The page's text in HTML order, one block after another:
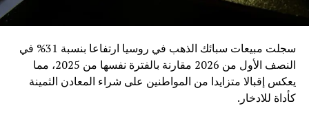
سجلت مبيعات سبائك الذهب في روسيا ارتفاعا بنسبة 31% في
النصف الأول من 2026 مقارنة بالفترة نفسها من 2025، مما
يعكس إقبالا متزايدا من المواطنين على شراء المعادن الثمينة
كأداة للادخار.